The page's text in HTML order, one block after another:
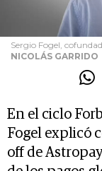
Sergio Fogel,
NICOLÁS GARRIDO
En el ciclo
Fogel explicó
off de